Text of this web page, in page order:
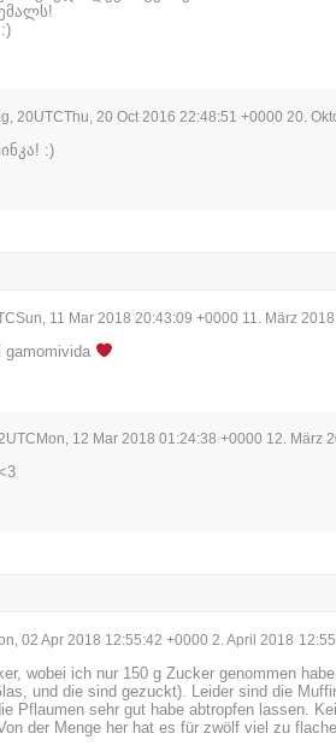
20UTCThu, 20 Oct 2016 22:48:51 +0000 20.
:)
11 Mar 2018 20:43:09 +0000 11. März 2018
gamomivida
12 Mar 2018 01:24:38 +0000 12. März
02 Apr 2018 12:55:42 +0000 2. April 2018 12:55
wobei ich nur 150 g Zucker genommen
und die sind gezuckt). Leider sind die
Pflaumen sehr gut habe abtropfen lassen.
der Menge her hat es für zwölf viel zu